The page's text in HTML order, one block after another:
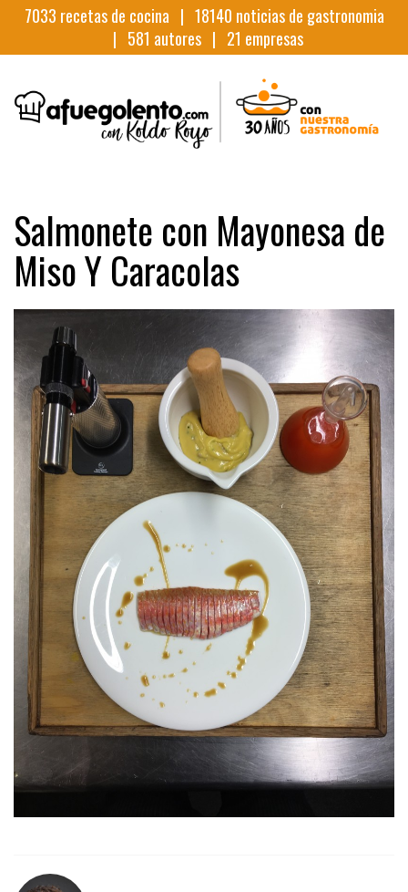
7033 recetas de cocina | 18140 noticias de gastronomia
| 581 autores | 21 empresas
Salmonete con Mayonesa de
Miso Y Caracolas